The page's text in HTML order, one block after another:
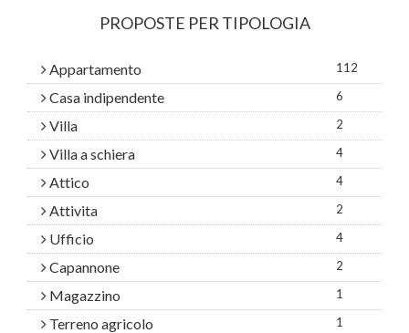
PROPOSTE PER TIPOLOGIA
Appartamento 112
Casa indipendente 6
Villa 2
Villa a schiera 4
Attico 4
Attivita 2
Ufficio 4
Capannone 2
Magazzino 1
Terreno agricolo 1